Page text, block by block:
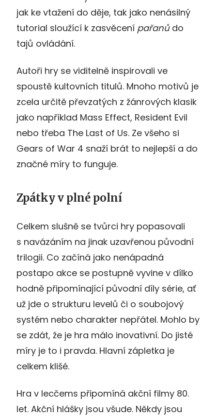
jak ke vtažení do děje, tak jako nenásilný
tutorial sloužící k zasvěcení pařanůdo
tajů ovládání.
Autoři hry se viditelně inspirovali ve
spoustě kultovních titulů. Mnoho motivů je
zcela určitě převzatých z žánrových klasik
jako například Mass Effect, Resident Evil
nebo třeba The Last of Us. Ze všeho si
Gears of War 4 snaží brát to nejlepší a do
značné míry to funguje.
Zpátky v plné polní
Celkem slušně se tvůrci hry popasovali
s navázáním na jinak uzavřenou původní
trilogii. Co začíná jako nenápadná
postapo akce se postupně vyvine v dílko
hodně připomínající původní díly série, ať
už jde o strukturu levelů či o soubojový
systém nebo charakter nepřátel. Mohlo by
se zdát, že je hra málo inovativní. Do jisté
míry je to i pravda. Hlavní zápletka je
celkem klišé.
Hra v lecčems připomíná akční filmy 80.
let. Akční hlášky jsou všude. Někdy jsou